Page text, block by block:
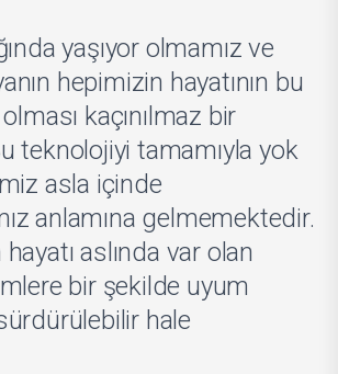
yaşıyor olmamız ve
hepimizin hayatının bu
kaçınılmaz bir
teknolojiyi tamamıyla yok
asla içinde
anlamına gelmemektedir.
aslında var olan
bir şekilde uyum
hale